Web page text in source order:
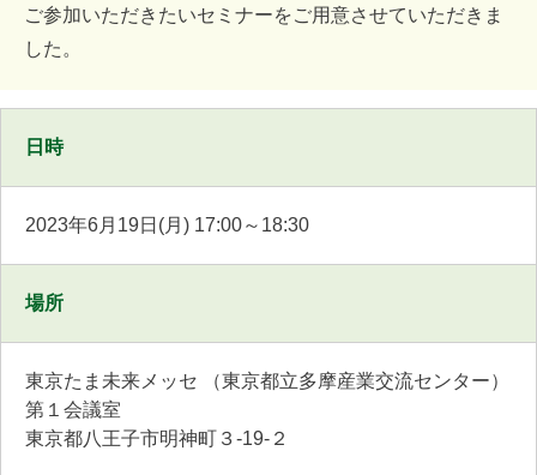
ご参加いただきたいセミナーをご用意させていただきま
した。
日時
2023年6月19日(月) 17:00～18:30
場所
東京たま未来メッセ （東京都立多摩産業交流センター）
第１会議室
東京都八王子市明神町３-19-２